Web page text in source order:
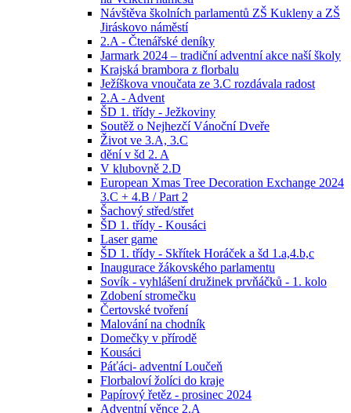
Návštěva školních parlamentů ZŠ Kukleny a ZŠ
Jiráskovo náměstí
2.A - Čtenářské deníky
Jarmark 2024 – tradiční adventní akce naší školy
Krajská brambora z florbalu
Ježíškova vnoučata ze 3.C rozdávala radost
2.A - Advent
ŠD 1. třídy - Ježkoviny
Soutěž o Nejhezčí Vánoční Dveře
Život ve 3.A, 3.C
dění v šd 2. A
V klubovně 2.D
European Xmas Tree Decoration Exchange 2024
3.C + 4.B / Part 2
Šachový střed/střet
ŠD 1. třídy - Kousáci
Laser game
ŠD 1. třídy - Skřítek Horáček a šd 1.a,4.b,c
Inaugurace žákovského parlamentu
Sovík - vyhlášení družinek prvňáčků - 1. kolo
Zdobení stromečku
Čertovské tvoření
Malování na chodník
Domečky v přírodě
Kousáci
Páťáci- adventní Loučeň
Florbaloví žolíci do kraje
Papírový řetěz - prosinec 2024
Adventní věnce 2.A